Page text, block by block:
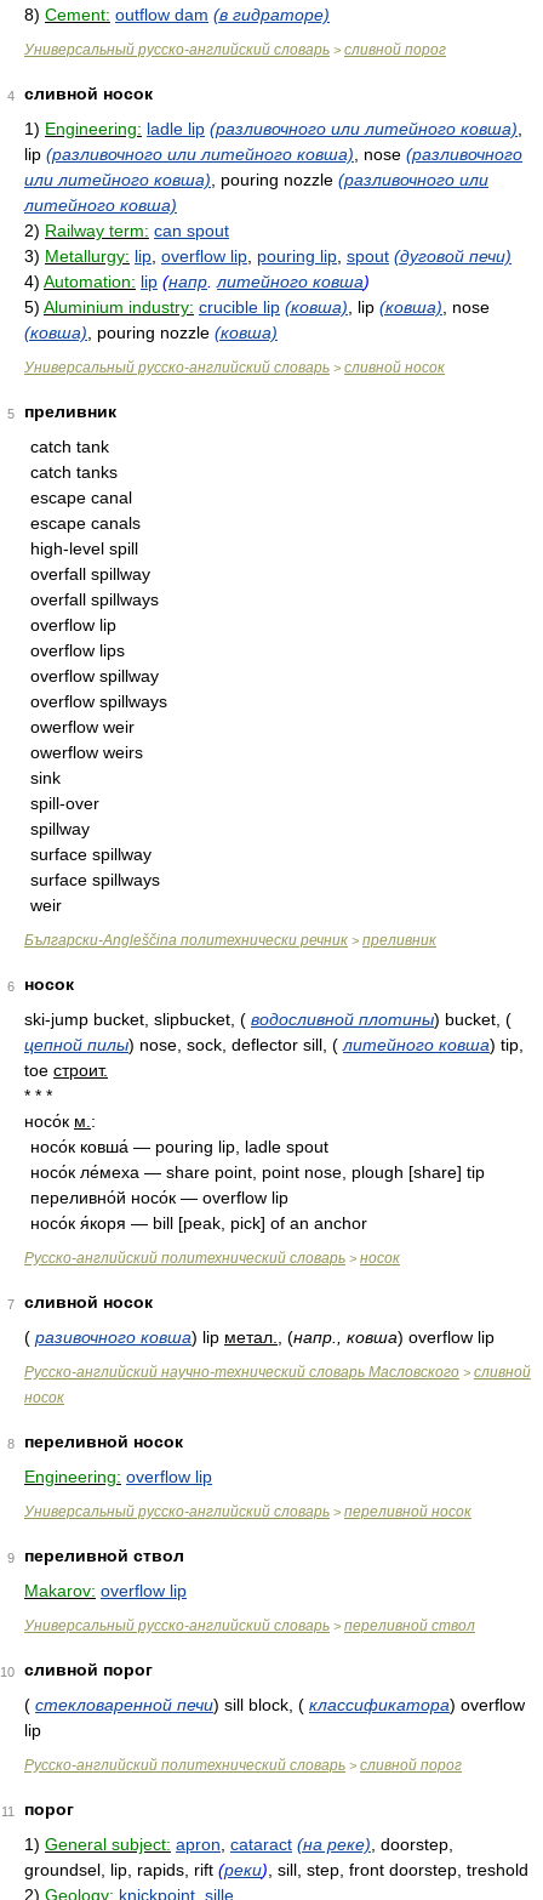
8) Cement: outflow dam (в гидраторе)
Универсальный русско-английский словарь > сливной порог
4
сливной носок
1) Engineering: ladle lip (разливочного или литейного ковша)
lip (разливочного или литейного ковша) , nose (разливочного
или литейного ковша) , pouring nozzle (разливочного или
литейного ковша)
2) Railway term: can spout
3) Metallurgy: lip overflow lip pouring lip spout (дуговой печи)
4) Automation: lip (напр литейного ковша)
5) Aluminium industry: crucible lip (ковша) , lip (ковша) , nose
(ковша) , pouring nozzle (ковша)
Универсальный русско-английский словарь > сливной носок
5
преливник
catch tank
catch tanks
escape canal
escape canals
high-level spill
overfall spillway
overfall spillways
overflow lip
overflow lips
overflow spillway
overflow spillways
owerflow weir
owerflow weirs
sink
spill-over
spillway
surface spillway
surface spillways
weir
Български-Angleščina политехнически речник > преливник
6
носок
ski-jump bucket, slipbucket, ( водосливной плотины) bucket, (
цепной пилы) nose, sock, deflector sill, ( литейного ковша) tip,
toe строит.
* * *
носо́к м. :
носо́к ковша́ — pouring lip, ladle spout
носо́к ле́меха — share point, point nose, plough [share] tip
переливно́й носо́к — overflow lip
носо́к я́коря — bill [peak, pick] of an anchor
Русско-английский политехнический словарь > носок
7
сливной носок
( разивочного ковша) lip метал. (напр., ковша) overflow lip
Русско-английский научно-технический словарь Масловского > сливной
носок
8
переливной носок
Engineering: overflow lip
Универсальный русско-английский словарь > переливной носок
9
переливной ствол
Makarov: overflow lip
Универсальный русско-английский словарь > переливной ствол
10
сливной порог
( стекловаренной печи) sill block, ( классификатора) overflow
lip
Русско-английский политехнический словарь > сливной порог
11
порог
1) General subject: apron cataract (на реке) , doorstep,
groundsel, lip, rapids, rift (реки) , sill, step, front doorstep, treshold
2) Geology: knickpoint sille